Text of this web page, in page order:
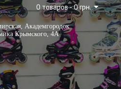
0 товаров - 0 грн.
Академгородок
Крымского, 4А